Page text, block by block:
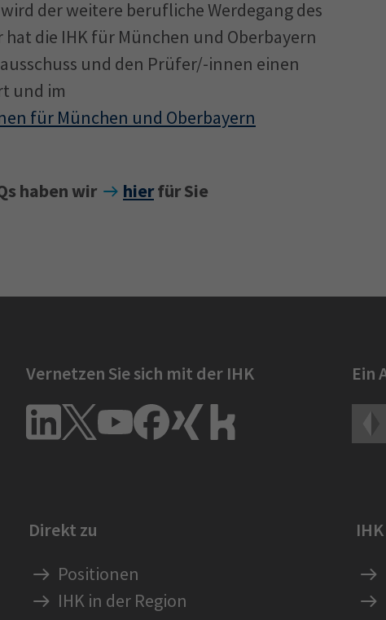
der weitere berufliche Werdegang des
die IHK für München und Oberbayern
und den Prüfer/-innen einen
und im
für München und Oberbayern
haben wir hierfür Sie
Vernetzen Sie sich mit der IHK Ein
Direkt zu
Positionen
IHK in der Region